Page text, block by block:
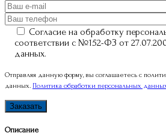
Согласие на обработку
соответствии с №152-ФЗ от
данных.
Отправляя данную форму, вы соглашаетесь c
данных. Политика обработки персональных
Описание